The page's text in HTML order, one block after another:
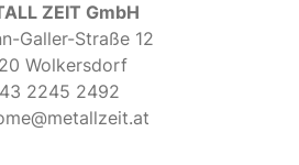
ZEIT GmbH
Galler-Straße 12
Wolkersdorf
2245 2492